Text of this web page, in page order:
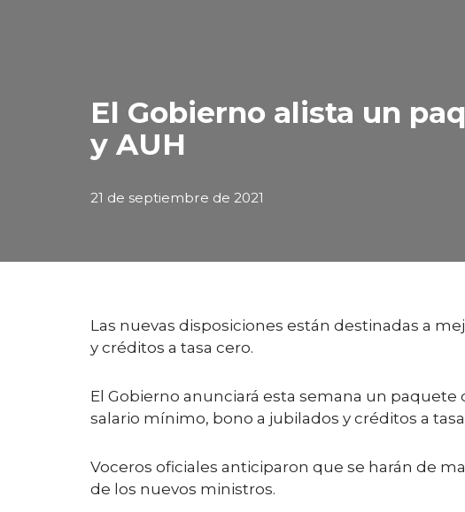
El Gobierno alista un
y AUH
21 de septiembre de 2021
Las nuevas disposiciones están destinadas a
y créditos a tasa cero.
El Gobierno anunciará esta semana un
salario mínimo, bono a jubilados y créditos a
Voceros oficiales anticiparon que se harán de
de los nuevos ministros.